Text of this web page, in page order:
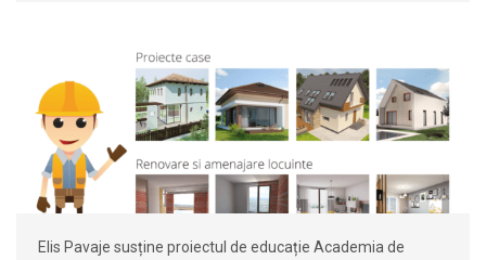
Elis Pavaje susține proiectul de educație Academia de